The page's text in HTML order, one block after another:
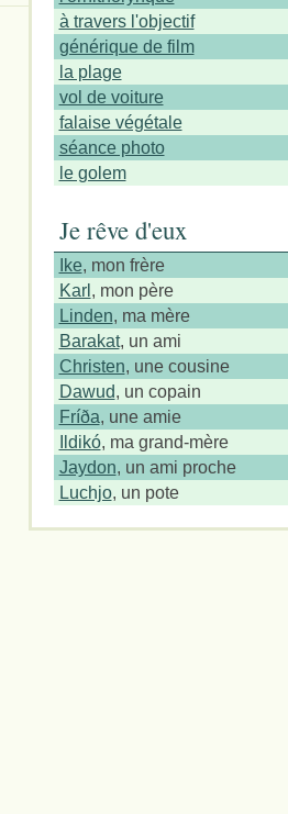
à travers l'objectif
générique de film
la plage
vol de voiture
falaise végétale
séance photo
le golem
Je rêve d'eux
Ike, mon frère
Karl, mon père
Linden, ma mère
Barakat, un ami
Christen, une cousine
Dawud, un copain
Fríða, une amie
Ildikó, ma grand-mère
Jaydon, un ami proche
Luchjo, un pote